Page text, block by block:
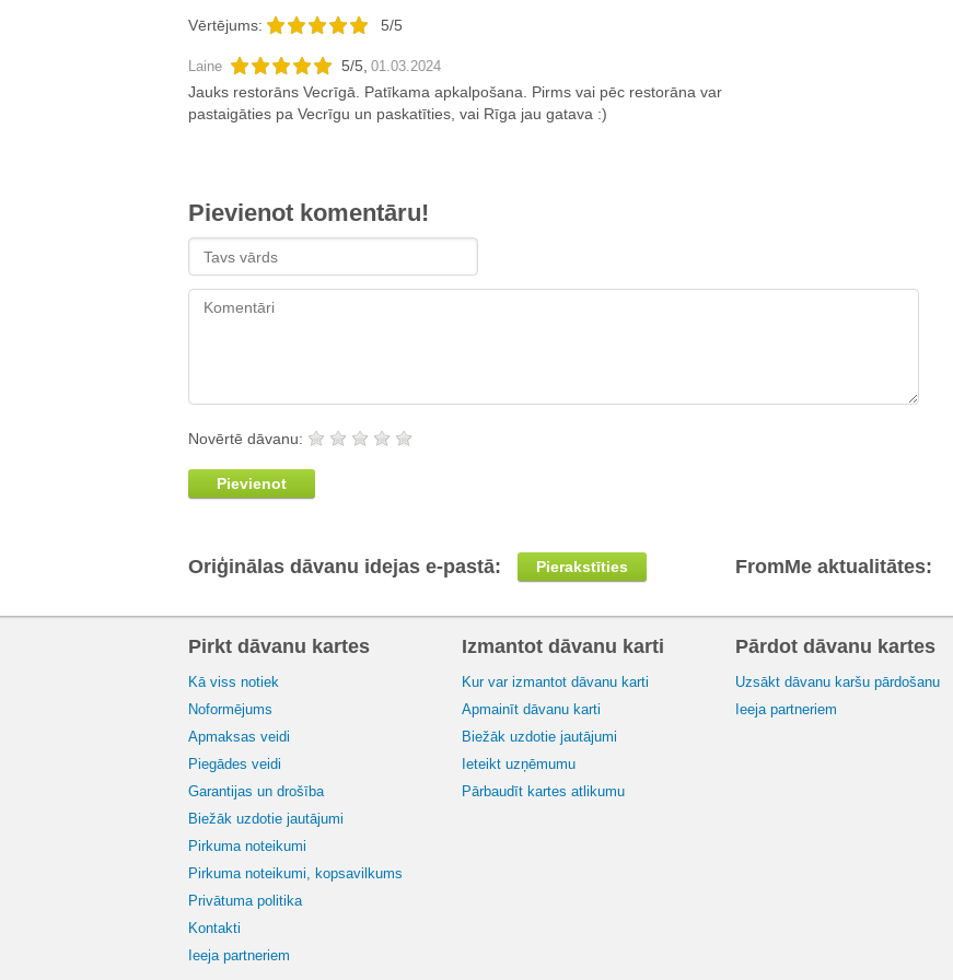
Vērtējums: 5/5
Laine 5/5 01.03.2024
Jauks restorāns Vecrīgā. Patīkama apkalpošana. Pirms vai pēc restorāna var
pastaigāties pa Vecrīgu un paskatīties, vai Rīga jau gatava :)
Pievienot komentāru!
Novērtē dāvanu:
Pievienot
FromMe aktualitātes:
Oriģinālas dāvanu idejas e-pastā: Pierakstīties
Pirkt dāvanu kartes
Kā viss notiek
Noformējums
Apmaksas veidi
Piegādes veidi
Garantijas un drošība
Biežāk uzdotie jautājumi
Pirkuma noteikumi
Pirkuma noteikumi, kopsavilkums
Privātuma politika
Kontakti
Ieeja partneriem
Izmantot dāvanu karti
Kur var izmantot dāvanu karti
Apmainīt dāvanu karti
Biežāk uzdotie jautājumi
Ieteikt uzņēmumu
Pārbaudīt kartes atlikumu
Pārdot dāvanu kartes
Uzsākt dāvanu karšu pārdošanu
Ieeja partneriem